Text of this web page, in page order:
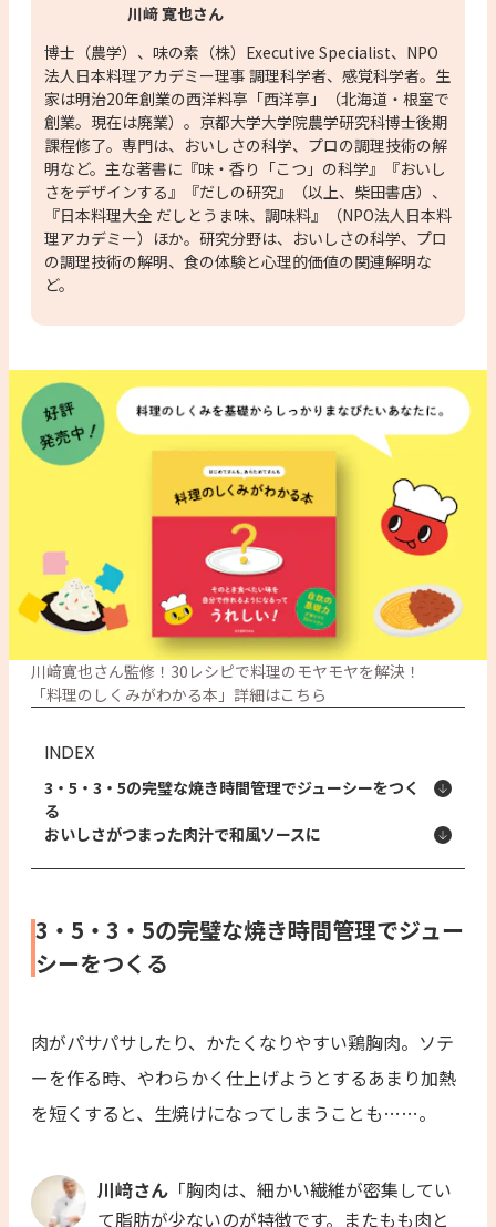
川﨑 寛也さん
博士（農学）、味の素（株）Executive Specialist、NPO
法人日本料理アカデミー理事 調理科学者、感覚科学者。生
家は明治20年創業の西洋料亭「西洋亭」（北海道・根室で
創業。現在は廃業）。京都大学大学院農学研究科博士後期
課程修了。専門は、おいしさの科学、プロの調理技術の解
明など。主な著書に『味・香り「こつ」の科学』『おいし
さをデザインする』『だしの研究』（以上、柴田書店）、
『日本料理大全 だしとうま味、調味料』（NPO法人日本料
理アカデミー）ほか。研究分野は、おいしさの科学、プロ
の調理技術の解明、食の体験と心理的価値の関連解明な
ど。
川﨑寛也さん監修！30レシピで料理のモヤモヤを解決！
「料理のしくみがわかる本」詳細はこちら
INDEX
3・5・3・5の完璧な焼き時間管理でジューシーをつく
る
おいしさがつまった肉汁で和風ソースに
3・5・3・5の完璧な焼き時間管理でジュー
シーをつくる
肉がパサパサしたり、かたくなりやすい鶏胸肉。ソテ
ーを作る時、やわらかく仕上げようとするあまり加熱
を短くすると、生焼けになってしまうことも……。
川﨑さん 「胸肉は、細かい繊維が密集してい
て脂肪が少ないのが特徴です。またもも肉と